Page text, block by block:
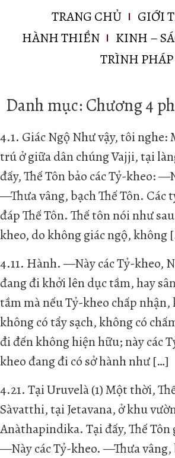
TRANG CHỦ
GIỚI
HÀNH THIỀN
KINH –
TRÌNH PHÁP
Danh mục: Chương 4
4.1. Giác Ngộ Như vậy, tôi nghe:
trú ở giữa dân chúng Vajji, tại
đấy, Thế Tôn bảo các Tỷ-kheo:
—Thưa vâng, bạch Thế Tôn. Các
đáp Thế Tôn. Thế tôn nói như
kheo, do không giác ngộ, không
4.11. Hành. —Này các Tỷ-kheo,
đang đi khởi lên dục tầm, hay
tầm mà nếu Tỷ-kheo chấp nhận,
không có tẩy sạch, không có
đi đến không hiện hữu; này các
kheo đang đi có sở hành như […]
4.21. Tại Uruvelà (1) Một thời,
Sàvatthi, tại Jetavana, ở khu
Anàthapindika. Tại đấy, Thế Tôn
—Này các Tỷ-kheo. —Thưa vâng,